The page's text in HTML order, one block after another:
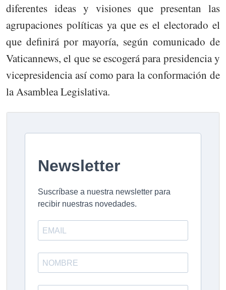
diferentes ideas y visiones que presentan las
agrupaciones políticas ya que es el electorado el
que definirá por mayoría, según comunicado de
Vaticannews, el que se escogerá para presidencia y
vicepresidencia así como para la conformación de
la Asamblea Legislativa.